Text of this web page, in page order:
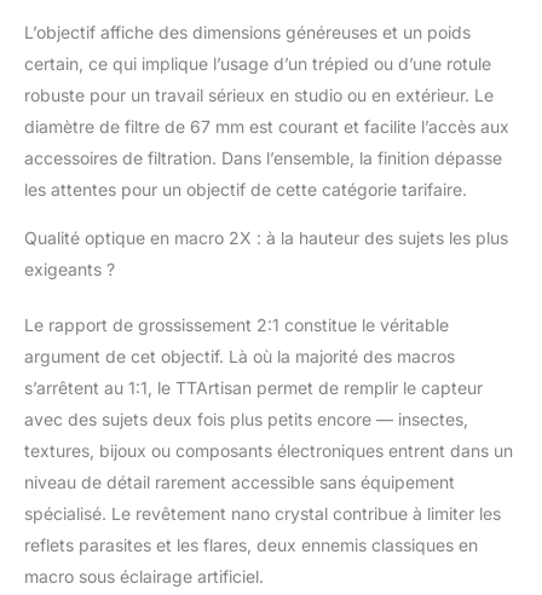
d'image nette.
L’objectif affiche des dimensions généreuses et un poids
certain, ce qui implique l’usage d’un trépied ou d’une rotule
robuste pour un travail sérieux en studio ou en extérieur. Le
diamètre de filtre de 67 mm est courant et facilite l’accès aux
accessoires de filtration. Dans l’ensemble, la finition dépasse
les attentes pour un objectif de cette catégorie tarifaire.
Qualité optique en macro 2X : à la hauteur des sujets les plus
exigeants ?
Le rapport de grossissement 2:1 constitue le véritable
argument de cet objectif. Là où la majorité des macros
s’arrêtent au 1:1, le TTArtisan permet de remplir le capteur
avec des sujets deux fois plus petits encore — insectes,
textures, bijoux ou composants électroniques entrent dans un
niveau de détail rarement accessible sans équipement
spécialisé. Le revêtement nano crystal contribue à limiter les
reflets parasites et les flares, deux ennemis classiques en
macro sous éclairage artificiel.